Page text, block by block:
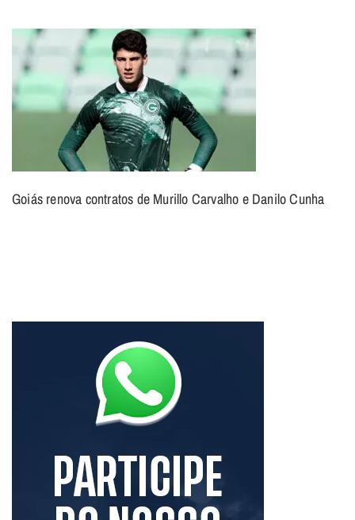
Goiás renova contratos de Murillo Carvalho e Danilo Cunha